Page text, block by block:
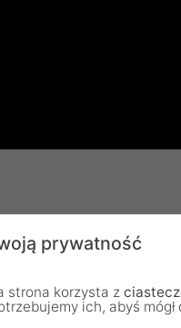
ARGB z
tworzą wspaniały
wiele kolorów i
prywatność
strona korzysta z
ich, abyś